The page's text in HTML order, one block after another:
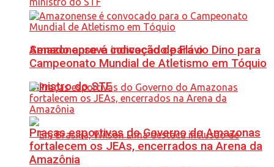
Senado aprova indicação de Flávio Dino para
ministro do STF
Amazonense é convocado para o
Campeonato Mundial de Atletismo em Tóquio
Praças esportivas do Governo do Amazonas
fortalecem os JEAs, encerrados na Arena da
Amazônia